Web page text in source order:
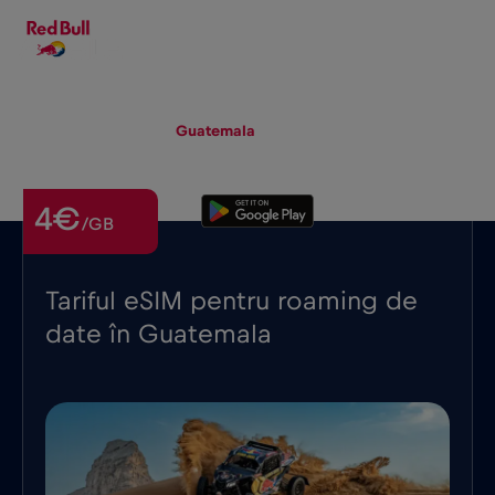
Guatemala
Tariful eSIM pentru roaming de
date în Guatemala
4€/GB